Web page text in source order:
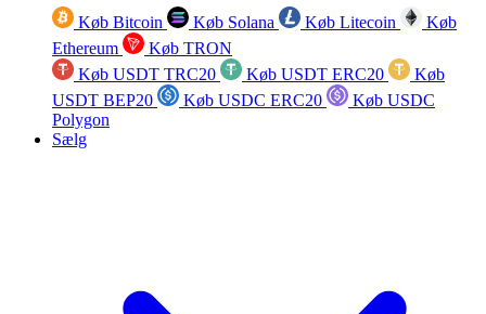
Køb Bitcoin Køb Solana Køb Litecoin
Køb
Ethereum
Køb TRON
Køb USDT TRC20
Køb USDT ERC20
Køb
USDT BEP20
Køb USDC ERC20
Køb USDC
Polygon
Sælg